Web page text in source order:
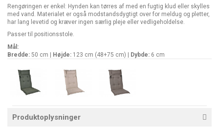
Rengøringen er enkel: Hynden kan tørres af med en fugtig klud eller skylles
med vand. Materialet er også modstandsdygtigt over for meldug og pletter,
har lang levetid og kræver ingen særlig pleje eller vedligeholdelse.
Passer til positionsstole.
Mål:
Bredde: 50 cm | Højde: 123 cm (48+75 cm) | Dybde: 6 cm
Produktoplysninger